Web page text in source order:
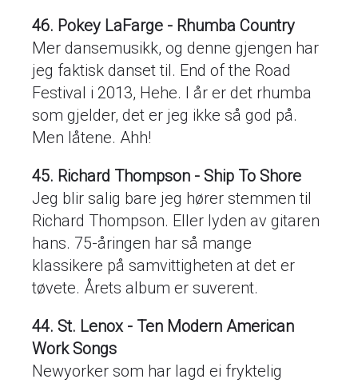
46. Pokey LaFarge - Rhumba Country
Mer dansemusikk, og denne gjengen har
jeg faktisk danset til. End of the Road
Festival i 2013, Hehe. I år er det rhumba
som gjelder, det er jeg ikke så god på.
Men låtene. Ahh!
45. Richard Thompson - Ship To Shore
Jeg blir salig bare jeg hører stemmen til
Richard Thompson. Eller lyden av gitaren
hans. 75-åringen har så mange
klassikere på samvittigheten at det er
tøvete. Årets album er suverent.
44. St. Lenox - Ten Modern American
Work Songs
Newyorker som har lagd ei fryktelig